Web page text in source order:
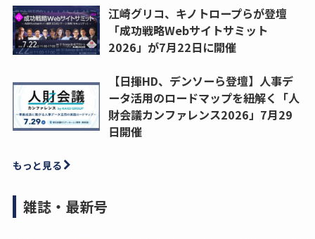
江崎グリコ、キノトロープらが登壇
「成功戦略Webサイトサミット
2026」が7月22日に開催
【日揮HD、デンソーら登壇】人事デ
ータ活用のロードマップを紐解く「人
財会議カンファレンス2026」7月29
日開催
もっと見る
雑誌・最新号